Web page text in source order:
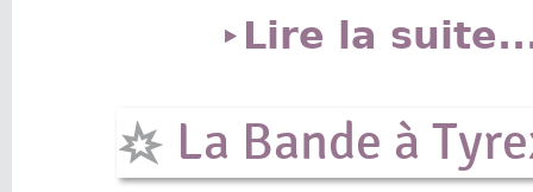
Lire la
La Bande à